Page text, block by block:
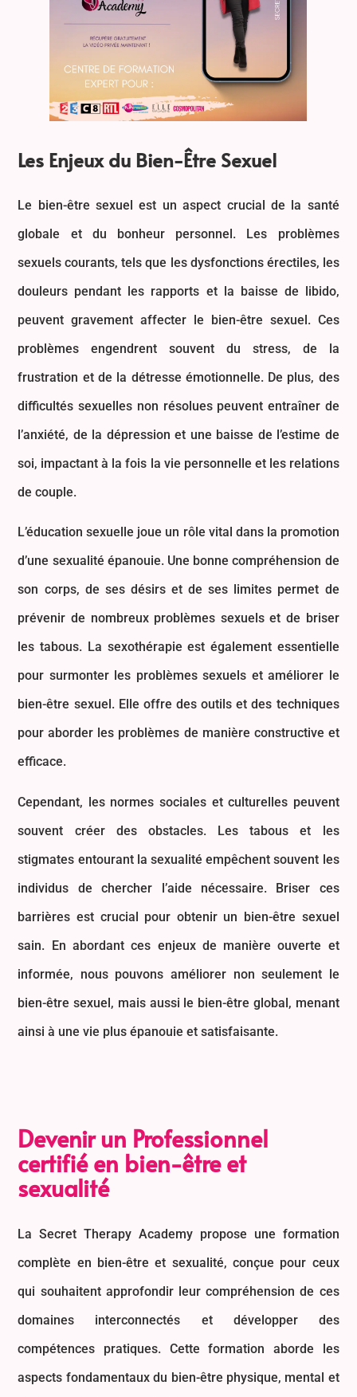
Les Enjeux du Bien-Être Sexuel
Le bien-être sexuel est un aspect crucial de la santé
globale et du bonheur personnel. Les problèmes
sexuels courants, tels que les dysfonctions érectiles, les
douleurs pendant les rapports et la baisse de libido,
peuvent gravement affecter le bien-être sexuel. Ces
problèmes engendrent souvent du stress, de la
frustration et de la détresse émotionnelle. De plus, des
difficultés sexuelles non résolues peuvent entraîner de
l’anxiété, de la dépression et une baisse de l’estime de
soi, impactant à la fois la vie personnelle et les relations
de couple.
L’éducation sexuelle joue un rôle vital dans la promotion
d’une sexualité épanouie. Une bonne compréhension de
son corps, de ses désirs et de ses limites permet de
prévenir de nombreux problèmes sexuels et de briser
les tabous. La sexothérapie est également essentielle
pour surmonter les problèmes sexuels et améliorer le
bien-être sexuel. Elle offre des outils et des techniques
pour aborder les problèmes de manière constructive et
efficace.
Cependant, les normes sociales et culturelles peuvent
souvent créer des obstacles. Les tabous et les
stigmates entourant la sexualité empêchent souvent les
individus de chercher l’aide nécessaire. Briser ces
barrières est crucial pour obtenir un bien-être sexuel
sain. En abordant ces enjeux de manière ouverte et
informée, nous pouvons améliorer non seulement le
bien-être sexuel, mais aussi le bien-être global, menant
ainsi à une vie plus épanouie et satisfaisante.
Devenir un Professionnel
certifié en bien-être et
sexualité
La Secret Therapy Academy propose une formation
complète en bien-être et sexualité, conçue pour ceux
qui souhaitent approfondir leur compréhension de ces
domaines interconnectés et développer des
compétences pratiques. Cette formation aborde les
aspects fondamentaux du bien-être physique, mental et